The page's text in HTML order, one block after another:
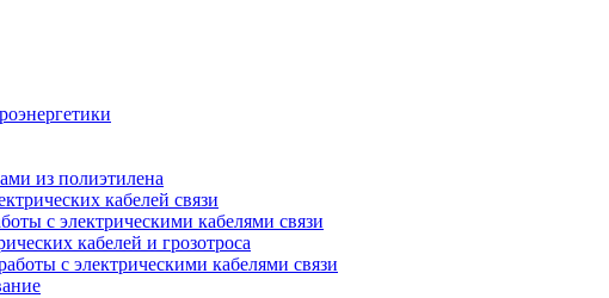
из полиэтилена
кабелей связи
с электрическими кабелями связи
кабелей и грозотроса
с электрическими кабелями связи